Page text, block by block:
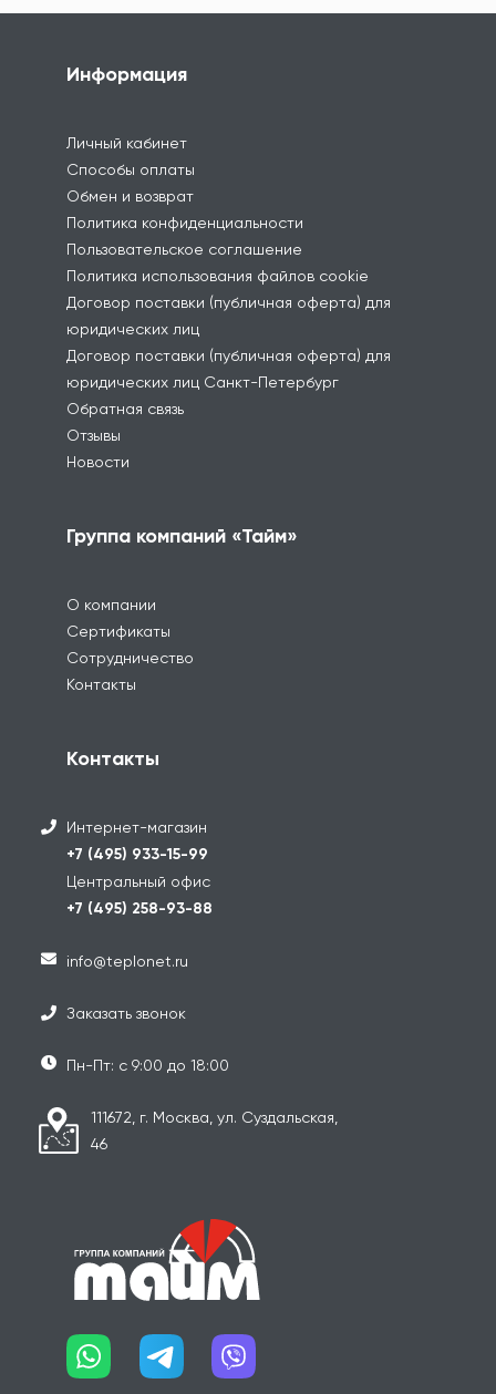
Информация
Личный кабинет
Способы оплаты
Обмен и возврат
Политика конфиденциальности
Пользовательское соглашение
Политика использования файлов cookie
Договор поставки (публичная оферта) для
юридических лиц
Договор поставки (публичная оферта) для
юридических лиц Санкт-Петербург
Обратная связь
Отзывы
Новости
Группа компаний «Тайм»
О компании
Сертификаты
Сотрудничество
Контакты
Контакты
Интернет-магазин
+7 (495) 933-15-99
Центральный офис
+7 (495) 258-93-88
info@teplonet.ru
Заказать звонок
Пн-Пт: с 9:00 до 18:00
111672, г. Москва, ул. Суздальская,
46